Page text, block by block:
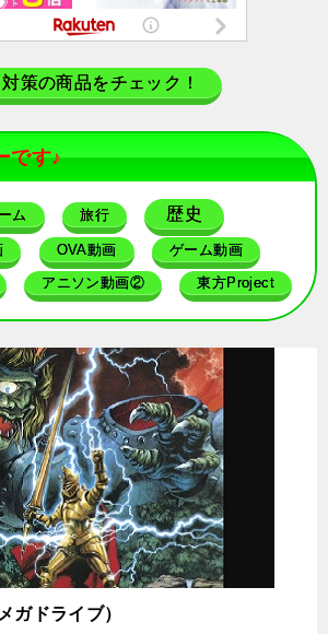
策の商品をチェック！
です♪
ム 旅行 歴史
OVA動画 ゲーム動画
アニソン動画② 東方Project
ガドライブ）